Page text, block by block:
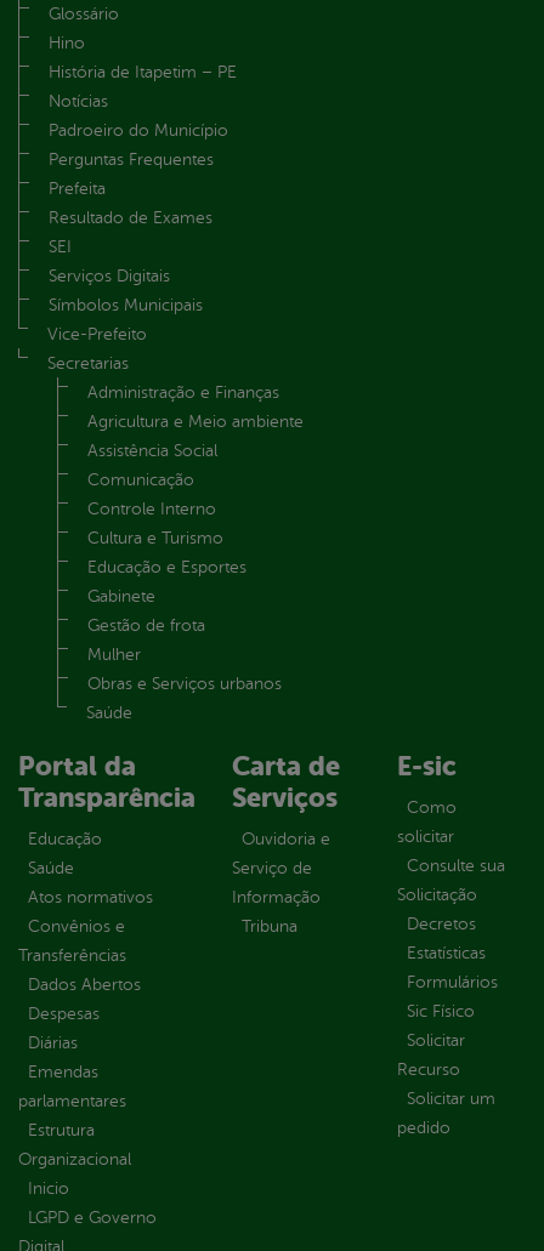
Glossário
Hino
História de Itapetim – PE
Notícias
Padroeiro do Município
Perguntas Frequentes
Prefeita
Resultado de Exames
SEI
Serviços Digitais
Símbolos Municipais
Vice-Prefeito
Secretarias
Administração e Finanças
Agricultura e Meio ambiente
Assistência Social
Comunicação
Controle Interno
Cultura e Turismo
Educação e Esportes
Gabinete
Gestão de frota
Mulher
Obras e Serviços urbanos
Saúde
Portal da
Transparência
Educação
Saúde
Atos normativos
Convênios e
Transferências
Dados Abertos
Despesas
Diárias
Emendas
parlamentares
Estrutura
Organizacional
Inicio
LGPD e Governo
Digital
Carta de
Serviços
Ouvidoria e
Serviço de
Informação
Tribuna
E-sic
Como
solicitar
Consulte sua
Solicitação
Decretos
Estatísticas
Formulários
Sic Físico
Solicitar
Recurso
Solicitar um
pedido